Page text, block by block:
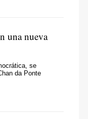
una nueva
se
da Ponte